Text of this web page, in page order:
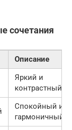
сочетания
Описание
Яркий и
контрастный
Спокойный и
гармоничный